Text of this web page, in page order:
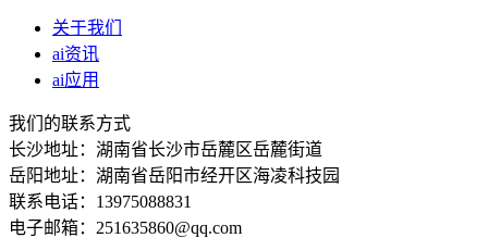
关于我们
ai资讯
ai应用
我们的联系方式
长沙地址：湖南省长沙市岳麓区岳麓街道
岳阳地址：湖南省岳阳市经开区海凌科技园
联系电话：13975088831
电子邮箱：251635860@qq.com